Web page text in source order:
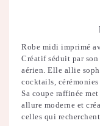
Robe midi imprimé
Créatif séduit par
aérien. Elle allie
cocktails,
Sa coupe raffinée
allure moderne et
celles qui